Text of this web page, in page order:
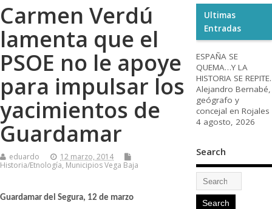
Carmen Verdú
lamenta que el
PSOE no le apoye
para impulsar los
yacimientos de
Guardamar
eduardo
12 marzo, 2014
Historia/Etnología, Municipios Vega Baja
Guardamar del Segura, 12 de marzo
Ultimas
Entradas
ESPAÑA SE
QUEMA…Y LA
HISTORIA SE REPITE.
Alejandro Bernabé,
geógrafo y
concejal en Rojales
4 agosto, 2026
Search